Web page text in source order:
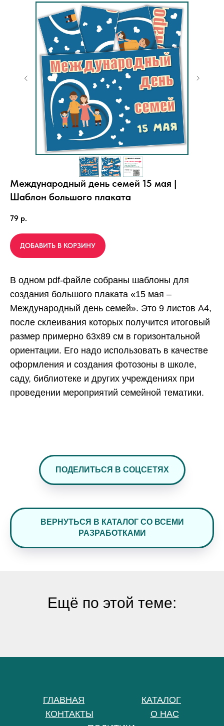
Международный день семей 15 мая |
Шаблон большого плаката
79 р.
ДОБАВИТЬ В КОРЗИНУ
В одном pdf-файле собраны шаблоны для
создания большого плаката «15 мая –
Международный день семей». Это 9 листов А4,
после склеивания которых получится итоговый
размер примерно 63х89 см в горизонтальной
ориентации. Его надо использовать в качестве
оформления и создания фотозоны в школе,
саду, библиотеке и других учреждениях при
проведении мероприятий семейной тематики.
ПОДЕЛИТЬСЯ В СОЦСЕТЯХ
ВЕРНУТЬСЯ В КАТАЛОГ СО ВСЕМИ
РАЗРАБОТКАМИ
Ещё по этой теме:
ГЛАВНАЯ
КАТАЛОГ
КОНТАКТЫ
О НАС